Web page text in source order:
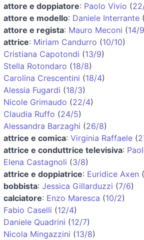
attore e doppiatore: Paolo Vivio (
attore e modello: Daniele Interrante (
attore e regista: Mauro Meconi (14/9
attrice: Miriam Candurro (10/10)
Cristiana Capotondi (13/9)
Stella Rotondaro (18/8)
Carolina Crescentini (18/4)
Alessia Fugardi (18/3)
Nicole Grimaudo (22/4)
Claudia Ruffo (24/5)
Alessandra Barzaghi (26/8)
attrice e comica: Virginia Raffaele (
attrice e conduttrice televisiva:
Elena Castagnoli (3/8)
attrice e doppiatrice: Euridice Axen (
bobbista: Jessica Gillarduzzi (7/6)
calciatore: Enzo Maresca (10/2)
Fabio Caselli (12/4)
Daniele Quadrini (12/7)
Nicola Mingazzini (13/8)